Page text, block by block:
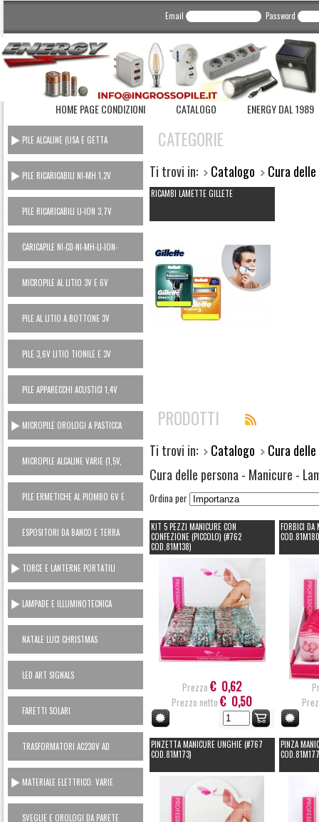
Email Password
HOME PAGE CONDIZIONI CATALOGO ENERGY DAL 1989
PILE ALCALINE (USA E GETTA
CONSUMER)
PILE RICARICABILI NI-MH 1,2V
PILE RICARICABILI LI-ION 3,7V
CARICAPILE NI-CD-NI-MH-LI-ION-
POWER BANK
MICROPILE AL LITIO 3V E 6V
PILE AL LITIO A BOTTONE 3V
PILE 3,6V LITIO TIONILE E 3V
LITIO MANGANESE (USA E GETTA)
PILE APPARECCHI ACUSTICI 1,4V
ZINCO ARIA
MICROPILE OROLOGI A PASTICCA
OSSIDO ARGENTO 1,5V
MICROPILE ALCALINE VARIE (1,5V,
6V, 12V)
PILE ERMETICHE AL PIOMBO 6V E
12V
ESPOSITORI DA BANCO E TERRA
TORCE E LANTERNE PORTATILI
LAMPADE E ILLUMINOTECNICA
NATALE LUCI CHRISTMAS
LED ART SIGNALS
FARETTI SOLARI
TRASFORMATORI AC230V AD
ALIMENTATORI 12V
MATERIALE ELETTRICO: VARIE
SVEGLIE E OROLOGI DA PARETE
CATEGORIE
Ti trovi in: Catalogo Cura
RICAMBI LAMETTE GILLETE
PRODOTTI
Ti trovi in: Catalogo
Cura
Cura delle persona - Manicure -
Ordina per
KIT 5 PEZZI MANICURE CON
CONFEZIONE (PICCOLO) (#762
COD.81M138)
Prezzo € 0,62
Prezzo netto € 0,50
FORBICI DA
PINZETTA MANICURE UNGHIE (#767
COD.81M173)
PINZA